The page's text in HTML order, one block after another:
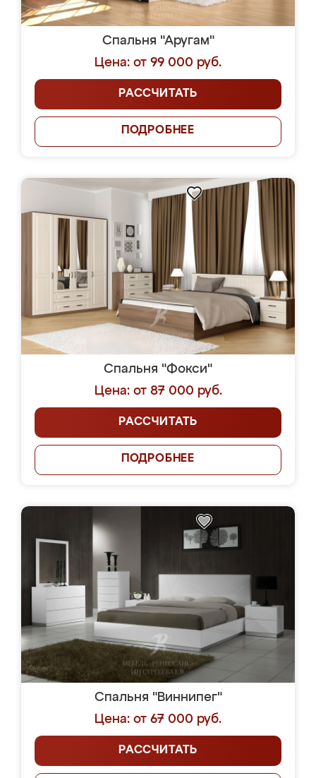
Спальня "Аругам"
Цена: от 99 000 руб.
РАССЧИТАТЬ
ПОДРОБНЕЕ
Спальня "Фокси"
Цена: от 87 000 руб.
РАССЧИТАТЬ
ПОДРОБНЕЕ
Спальня "Виннипег"
Цена: от 67 000 руб.
РАССЧИТАТЬ